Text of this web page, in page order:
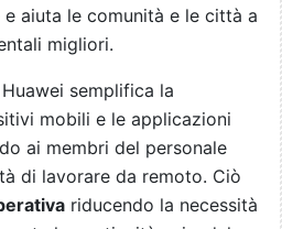
aiuta le comunità e le città a
migliori.
semplifica la
mobili e le applicazioni
ai membri del personale
di lavorare da remoto. Ciò
riducendo la necessità